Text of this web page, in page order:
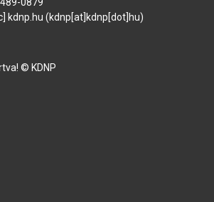
0879
kdnp.hu (kdnp[at]kdnp[dot]hu)
© KDNP